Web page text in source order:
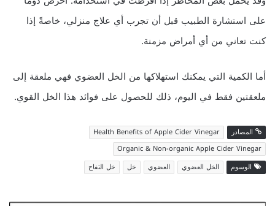
على استشارة الطبيب قبل أن تجرب أي علاج منزلي، خاصةً إذا
كنت تعاني من أي أمراض مزمنة.
أما الكمية التي يمكنك استهلاكها من الخل العضوي فهي ملعقة إلى
ملعقتين فقط في اليوم، ذلك للحصول على فوائد هذا الخل القوي.
المصادر
Health Benefits of Apple Cider Vinegar
Organic & Non-organic Apple Cider Vinegar
الوسوم
الخل العضوي العضوي خل خل التفاح